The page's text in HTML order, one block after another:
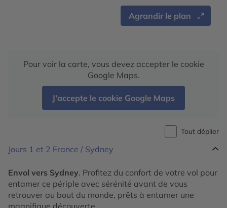
Agrandir le plan
Pour voir la carte, vous devez accepter le cookie
Google Maps.
J'accepte le cookie Google Maps
Tout déplier
Jours 1 et 2 France / Sydney
Envol vers Sydney. Profitez du confort de votre vol pour
entamer ce périple avec sérénité avant de vous
retrouver au bout du monde, prêts à entamer une
magnifique découverte.